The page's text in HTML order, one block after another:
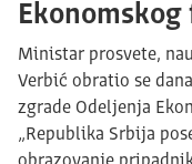
Ministar prosvete,
Verbić obratio se
zgrade Odeljenja
„Republika Srbija